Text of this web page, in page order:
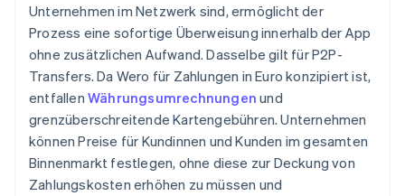
Unternehmen im Netzwerk sind, ermöglicht der
Prozess eine sofortige Überweisung innerhalb der App
ohne zusätzlichen Aufwand. Dasselbe gilt für P2P-
Transfers. Da Wero für Zahlungen in Euro konzipiert ist,
entfallen Währungsumrechnungen und
grenzüberschreitende Kartengebühren. Unternehmen
können Preise für Kundinnen und Kunden im gesamten
Binnenmarkt festlegen, ohne diese zur Deckung von
Zahlungskosten erhöhen zu müssen und